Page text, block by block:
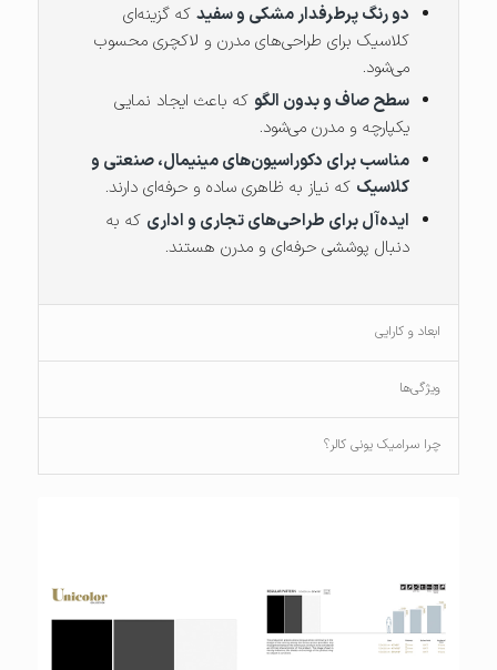
دو رنگ پرطرفدار مشکی و سفیدکه گزینه‌ای
کلاسیک برای طراحی‌های مدرن و لاکچری محسوب
می‌شود.
سطح صاف و بدون الگو که باعث ایجاد نمایی
یکپارچه و مدرن می‌شود.
مناسب برای دکوراسیون‌های مینیمال، صنعتی و
کلاسیک که نیاز به ظاهری ساده و حرفه‌ای دارند.
ایده‌آل برای طراحی‌های تجاری و اداری که به
دنبال پوششی حرفه‌ای و مدرن هستند.
ابعاد و کارایی
ویژگی‌ها
چرا سرامیک یونی کالر؟